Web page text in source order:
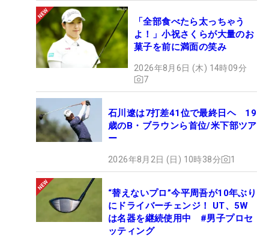
「全部食べたら太っちゃう
よ！」小祝さくらが大量のお
菓子を前に満面の笑み
2026年8月6日 (木) 14時09分
7
石川遼は7打差41位で最終日ヘ 19
歳のB・ブラウンら首位/米下部ツア
ー
2026年8月2日 (日) 10時38分 1
“替えないプロ”今平周吾が10年ぶり
にドライバーチェンジ！ UT、5W
は名器を継続使用中 #男子プロセ
ッティング